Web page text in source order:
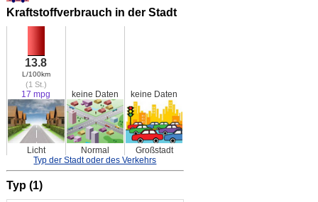
Kraftstoffverbrauch in der Stadt
13.8
L/100km
(1 St.)
17 mpg keine Daten keine Daten
Licht Normal
Großstadt
Typ der Stadt oder des Verkehrs
Typ (1)